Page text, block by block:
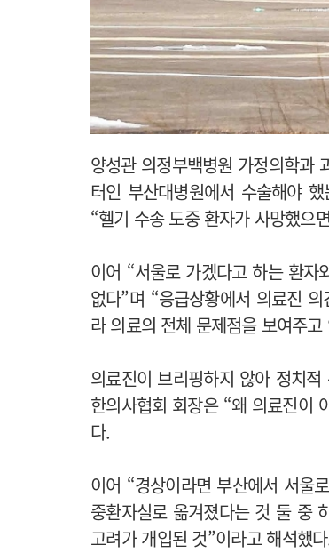
양성관 의정부백병원 가정의학과
터인 부산대병원에서 수술해야
“헬기 수송 도중 환자가 사망했으
이어 “서울로 가겠다고 하는 환
없다”며 “응급상황에서 의료진
라 의료의 전체 문제점을 보여주
의료진이 브리핑하지 않아 정치
한의사협회 회장은 “왜 의료진이
다.
이어 “경상이라면 부산에서 서울
중환자실로 옮겨졌다는 것 둘 중
고려가 개입된 것”이라고 해석했